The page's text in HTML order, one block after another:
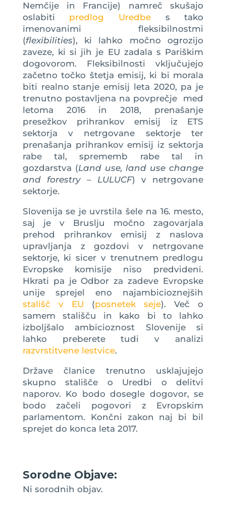
Nemčije in Francije) namreč skušajo
oslabiti predlog Uredbe s tako
imenovanimi fleksibilnostmi
(flexibilities), ki lahko močno ogrozijo
zaveze, ki si jih je EU zadala s Pariškim
dogovorom. Fleksibilnosti vključujejo
začetno točko štetja emisij, ki bi morala
biti realno stanje emisij leta 2020, pa je
trenutno postavljena na povprečje med
letoma 2016 in 2018, prenašanje
presežkov prihrankov emisij iz ETS
sektorja v netrgovane sektorje ter
prenašanja prihrankov emisij iz sektorja
rabe tal, sprememb rabe tal in
gozdarstva (Land use, land use change
and forestry – LULUCF) v netrgovane
sektorje.
Slovenija se je uvrstila šele na 16. mesto,
saj je v Bruslju močno zagovarjala
prehod prihrankov emisij z naslova
upravljanja z gozdovi v netrgovane
sektorje, ki sicer v trenutnem predlogu
Evropske komisije niso predvideni.
Hkrati pa je Odbor za zadeve Evropske
unije sprejel eno najambicioznejših
stališč v EU (posnetek seje). Več o
samem stališču in kako bi to lahko
izboljšalo ambicioznost Slovenije si
lahko preberete tudi v analizi
razvrstitvene lestvice.
Države članice trenutno usklajujejo
skupno stališče o Uredbi o delitvi
naporov. Ko bodo dosegle dogovor, se
bodo začeli pogovori z Evropskim
parlamentom. Končni zakon naj bi bil
sprejet do konca leta 2017.
Sorodne Objave:
Ni sorodnih objav.